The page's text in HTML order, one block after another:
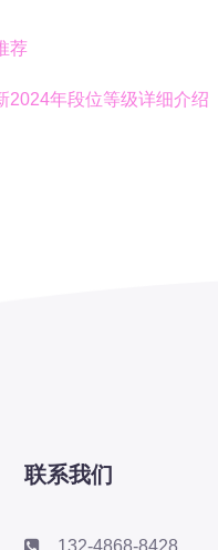
荐
2024年段位等级详细介绍
联系我们
132-4868-8428